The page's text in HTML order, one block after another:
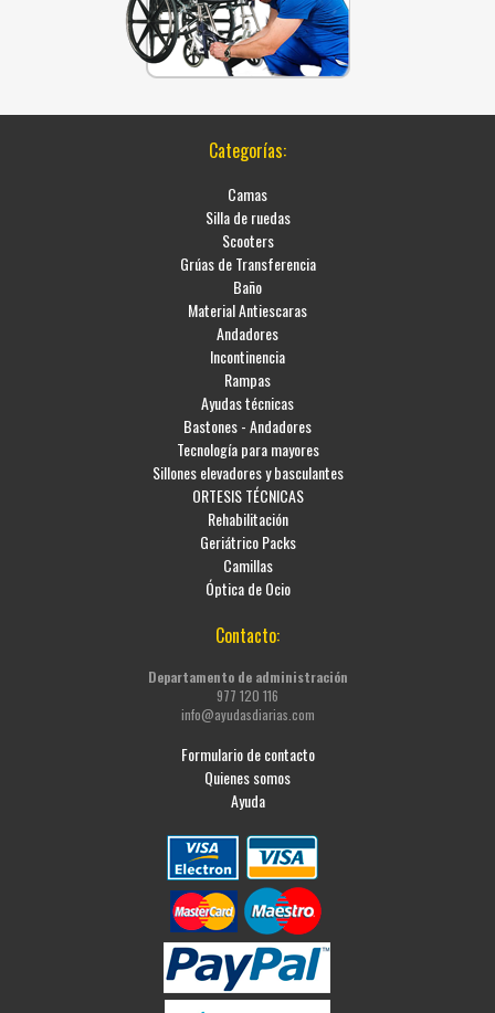
Categorías:
Camas
Silla de ruedas
Scooters
Grúas de Transferencia
Baño
Material Antiescaras
Andadores
Incontinencia
Rampas
Ayudas técnicas
Bastones - Andadores
Tecnología para mayores
Sillones elevadores y basculantes
ORTESIS TÉCNICAS
Rehabilitación
Geriátrico Packs
Camillas
Óptica de Ocio
Contacto:
Departamento de administración
977 120 116
info@ayudasdiarias.com
Formulario de contacto
Quienes somos
Ayuda